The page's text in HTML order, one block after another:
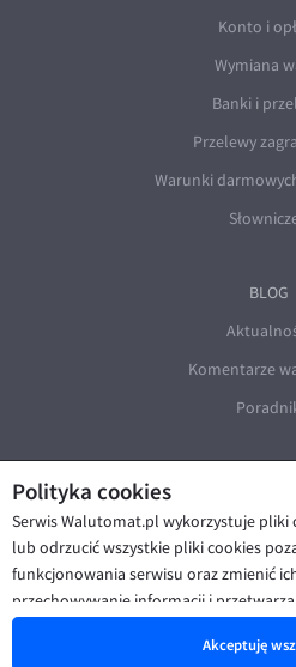
Polityka cookies
Serwis Walutomat.pl wykorzystuje pliki
lub odrzucić wszystkie pliki cookies
funkcjonowania serwisu oraz zmienić
przechowywanie informacji i
poprawę funkcjonalności strony oraz
spersonalizowanych treści i reklam.
Akceptuję
Konto i
Wymiana
Banki i
Przelewy
Warunki
BLOG
Komentarze
© Walutomat 2026 |
Polityka prywatności i cookies